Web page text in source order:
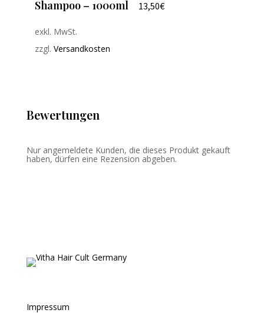
Shampoo – 1000ml
13,50€
exkl. MwSt.
zzgl. Versandkosten
Bewertungen
Nur angemeldete Kunden, die dieses Produkt gekauft
haben, dürfen eine Rezension abgeben.
Impressum